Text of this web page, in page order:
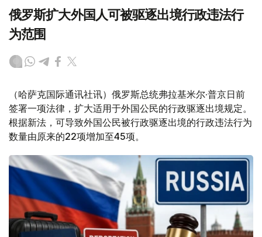
俄罗斯扩大外国人可被驱逐出境行政违法行
为范围
（哈萨克国际通讯社讯）俄罗斯总统弗拉基米尔·普京日前
签署一项法律，扩大适用于外国公民的行政驱逐出境规定。
根据新法，可导致外国公民被行政驱逐出境的行政违法行为
数量由原来的22项增加至45项。